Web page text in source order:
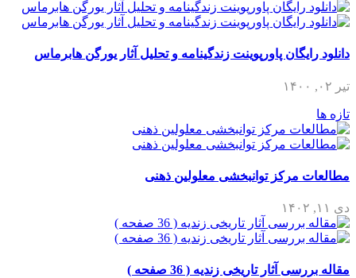
دانلود رایگان پاورپوینت زندگینامه و تحلیل آثار یورگن هابرماس
تیر ۰۲, ۱۴۰۰
تازه ها
مطالعات مرکز توانبخشی معلولین ذهنی
دی ۱۱, ۱۴۰۲
مقاله بررسی آثار تاریخی زندیه ( 36 صفحه )